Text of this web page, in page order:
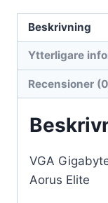
Beskrivning
Ytterligare
Recensioner
VGA
Aorus Elite